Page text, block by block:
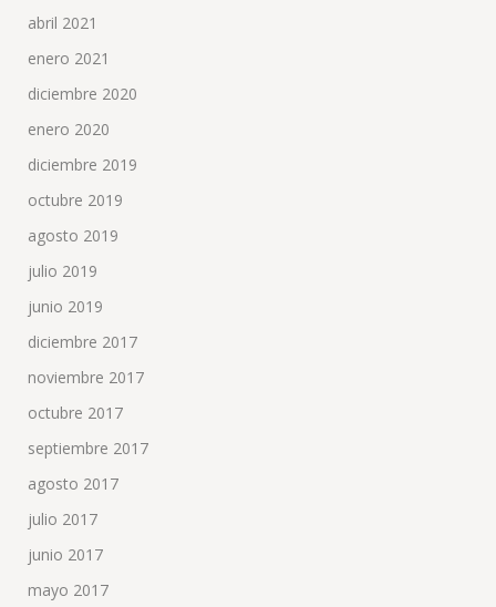
abril 2021
enero 2021
diciembre 2020
enero 2020
diciembre 2019
octubre 2019
agosto 2019
julio 2019
junio 2019
diciembre 2017
noviembre 2017
octubre 2017
septiembre 2017
agosto 2017
julio 2017
junio 2017
mayo 2017